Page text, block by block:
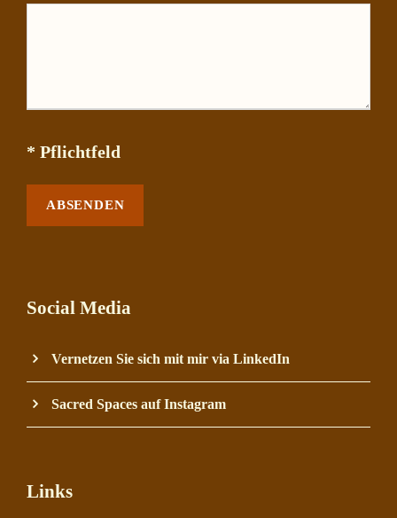
* Pflichtfeld
Social Media
Vernetzen Sie sich mit mir via LinkedIn
Sacred Spaces auf Instagram
Links